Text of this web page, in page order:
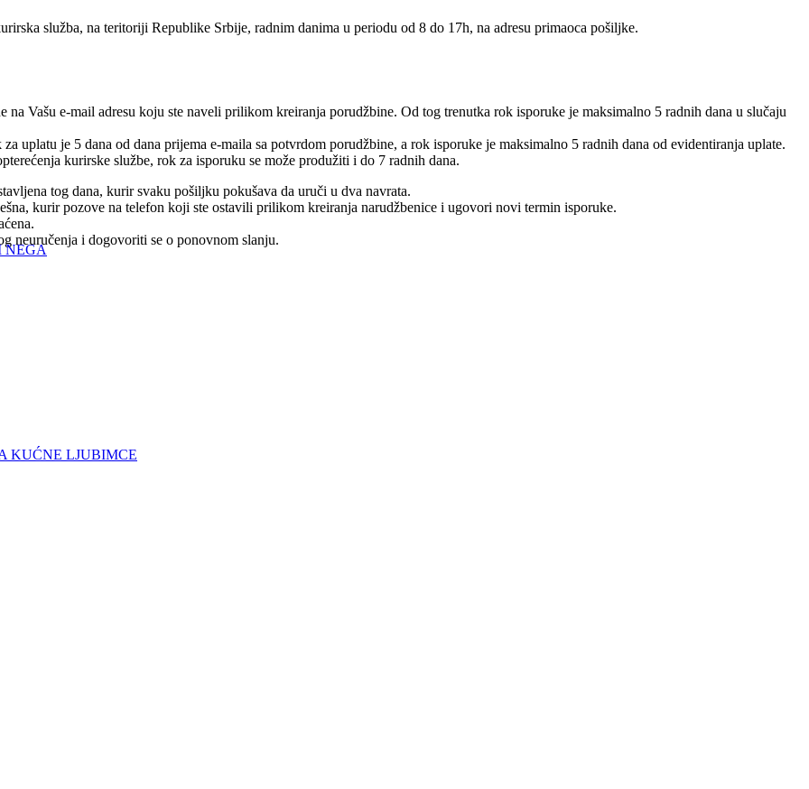
NEGA
KUĆNE LJUBIMCE
služba, na teritoriji Republike Srbije, radnim danima u periodu od 8 do 17h, na adresu primaoca pošiljke.
Vašu e-mail adresu koju ste naveli prilikom kreiranja porudžbine. Od tog trenutka rok isporuke je maksimalno 5 radnih dana u slučaju
uplatu je 5 dana od dana prijema e-maila sa potvrdom porudžbine, a rok isporuke je maksimalno 5 radnih dana od evidentiranja uplate.
kurirske službe, rok za isporuku se može produžiti i do 7 radnih dana.
tog dana, kurir svaku pošiljku pokušava da uruči u dva navrata.
kurir pozove na telefon koji ste ostavili prilikom kreiranja narudžbenice i ugovori novi termin isporuke.
neuručenja i dogovoriti se o ponovnom slanju.